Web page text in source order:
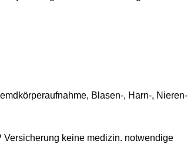
Blasen-, Harn-, Nieren-
keine medizin. notwendige